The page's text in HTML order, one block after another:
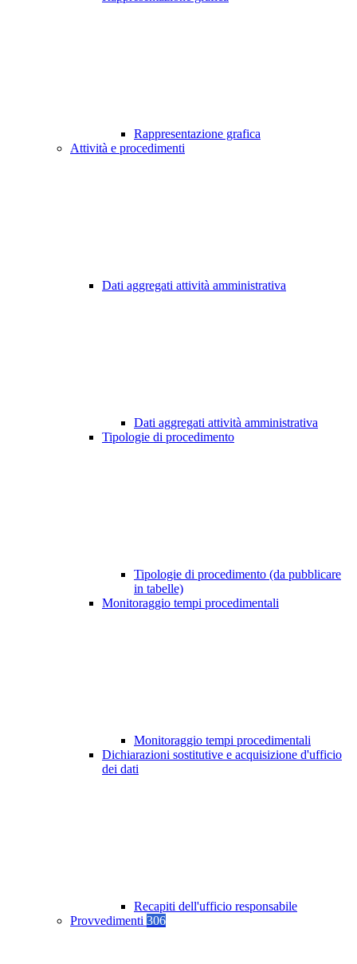
Rappresentazione grafica
Attività e procedimenti
Dati aggregati attività amministrativa
Dati aggregati attività amministrativa
Tipologie di procedimento
Tipologie di procedimento (da pubblicare
in tabelle)
Monitoraggio tempi procedimentali
Monitoraggio tempi procedimentali
Dichiarazioni sostitutive e acquisizione d'ufficio
dei dati
Recapiti dell'ufficio responsabile
Provvedimenti 306